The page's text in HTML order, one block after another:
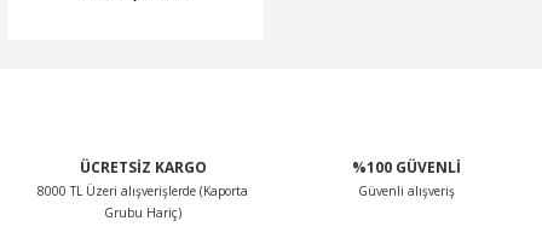
ÜCRETSİZ KARGO
8000 TL Üzeri alışverişlerde (Kaporta
Grubu Hariç)
%100 GÜVENLİ
Güvenli alışveriş